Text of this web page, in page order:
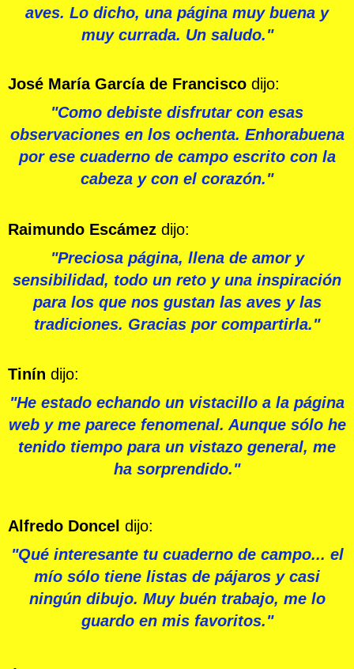
aves. Lo dicho, una página muy buena y
muy currada. Un saludo."
José María García de Francisco dijo:
"Como debiste disfrutar con esas
observaciones en los ochenta. Enhorabuena
por ese cuaderno de campo escrito con la
cabeza y con el corazón."
Raimundo Escámez dijo:
"Preciosa página, llena de amor y
sensibilidad, todo un reto y una inspiración
para los que nos gustan las aves y las
tradiciones. Gracias por compartirla."
Tinín dijo:
"He estado echando un vistacillo a la página
web y me parece fenomenal. Aunque sólo he
tenido tiempo para un vistazo general, me
ha sorprendido."
Alfredo Doncel dijo:
"Qué interesante tu cuaderno de campo... el
mío sólo tiene listas de pájaros y casi
ningún dibujo. Muy buén trabajo, me lo
guardo en mis favoritos."